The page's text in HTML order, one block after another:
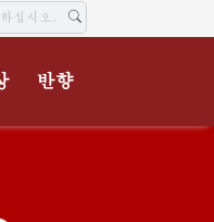
반향